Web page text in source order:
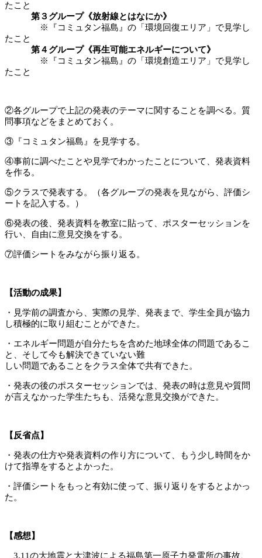
たこと
第３グループ《放射線とはなにか》
※『コミュタン福島』の「環境回復エリア」で見学し
たこと
第４グループ《再生可能エネルギーについて》
※『コミュタン福島』の「環境創造エリア」で見学し
たこと
②各グループで上記の発表のテーマに関することを調べる。質
問事項などをまとめておく。
③『コミュタン福島』を見学する。
④事前に調べたことや見学でわかったことについて、発表資料
を作る。
⑤クラスで発表する。（各グループの発表を見ながら、評価シ
ートを記入する。）
⑥発表の後、発表資料を教室に貼って、ポスターセッションを
行い、自由に意見交換をする。
⑦評価シートをみながら振り返る。
【活動の成果】
・見学前の調査から、実際の見学、発表まで、学生全員が協力
し積極的に取り組むことができた。
・エネルギー問題が自分たちを含めた地球全体の問題であるこ
と、そして今も解決できていない難
しい問題であることをクラス全体で共有できた。
・発表の後のポスターセッションでは、発表の時は意見や質問
が言えなかった学生たちも、活発な意見交換ができた。
【反省点】
・発表の仕方や発表資料の作り方について、もう少し時間をか
けて指導をするとよかった。
・評価シートをもっと有効に使って、振り返りをするとよかっ
た。
【感想】
3.11の大地震と大津波による福島第一原子力発電所の事故、